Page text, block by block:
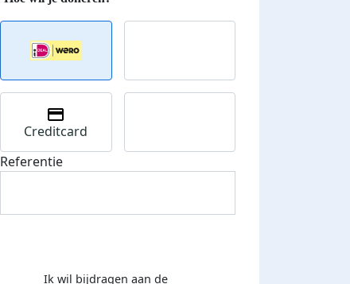
Creditcard
Referentie
Ik wil bijdragen aan de